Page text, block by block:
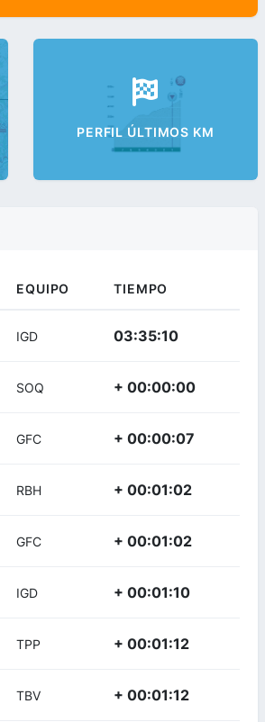
PERFIL ÚLTIMOS KM
EQUIPO TIEMPO
IGD 03:35:10
SOQ + 00:00:00
GFC + 00:00:07
RBH + 00:01:02
GFC + 00:01:02
IGD + 00:01:10
TPP + 00:01:12
TBV + 00:01:12